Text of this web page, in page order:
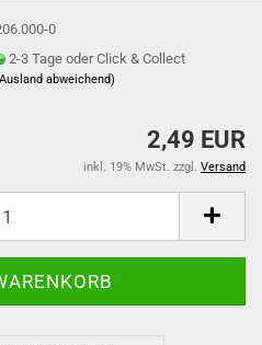
0
2-3 Tage oder Click & Collect
abweichend)
2,49 EUR
inkl. 19% MwSt. zzgl. Versand